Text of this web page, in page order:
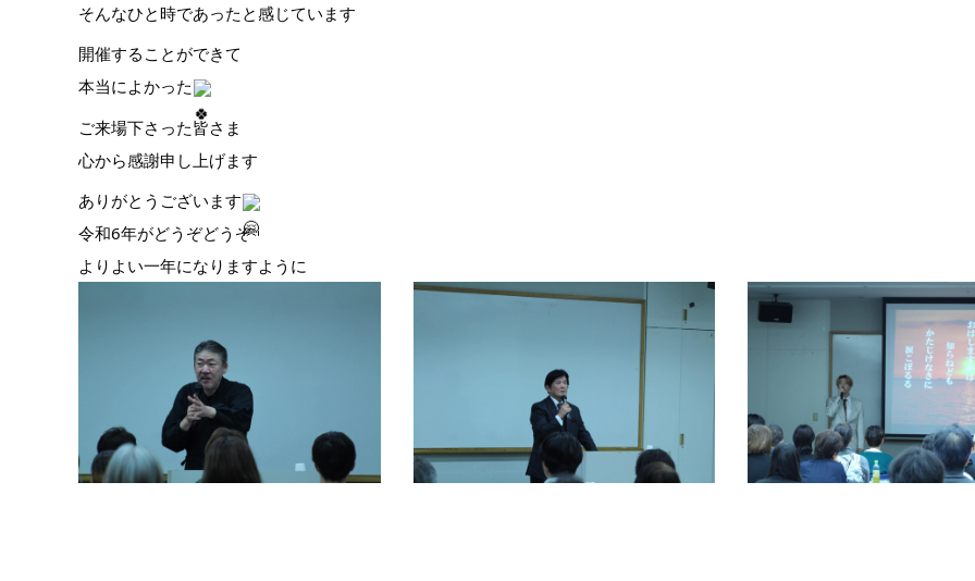
そんなひと時であったと感じています
開催することができて
本当によかった
ご来場下さった皆さま
心から感謝申し上げます
ありがとうございます
令和6年がどうぞどうぞ
よりよい一年になりますように